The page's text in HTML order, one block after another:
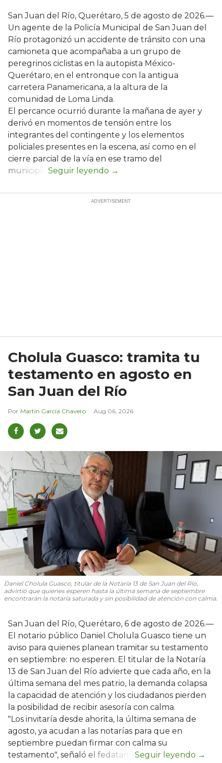
San Juan del Río, Querétaro, 5 de agosto de 2026.—
Un agente de la Policía Municipal de San Juan del
Río protagonizó un accidente de tránsito con una
camioneta que acompañaba a un grupo de
peregrinos ciclistas en la autopista México-
Querétaro, en el entronque con la antigua
carretera Panamericana, a la altura de la
comunidad de Loma Linda.
El percance ocurrió durante la mañana de ayer y
derivó en momentos de tensión entre los
integrantes del contingente y los elementos
policiales presentes en la escena, así como en el
cierre parcial de la vía en ese tramo del
municipio.
Cholula Guasco: tramita tu
testamento en agosto en
San Juan del Río
Martín García Chavero Aug 06, 2026
Daniel Cholula Guasco, titular de la Notaría 13 de San Juan del Río,
advirtió que quienes esperen hasta la última semana de septiembre
encontrarán la notaría saturada y sin posibilidad de atención con calma.
San Juan del Río, Querétaro, 6 de agosto de 2026.—
El notario público Daniel Cholula Guasco tiene un
aviso para quienes planean tramitar su testamento
en septiembre: no esperen. El titular de la Notaría
13 de San Juan del Río advierte que cada año, en la
última semana del mes patrio, la demanda colapsa
la capacidad de atención y los ciudadanos pierden
la posibilidad de recibir asesoría con calma.
"Los invitaría desde ahorita, la última semana de
agosto, ya acudan a las notarías para que en
septiembre puedan firmar con calma su
testamento", señaló el fedatario.